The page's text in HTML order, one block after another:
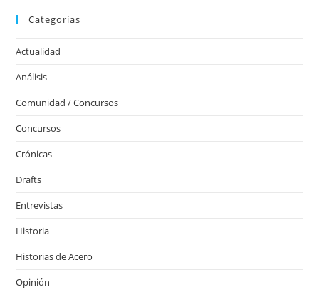
Categorías
Actualidad
Análisis
Comunidad / Concursos
Concursos
Crónicas
Drafts
Entrevistas
Historia
Historias de Acero
Opinión